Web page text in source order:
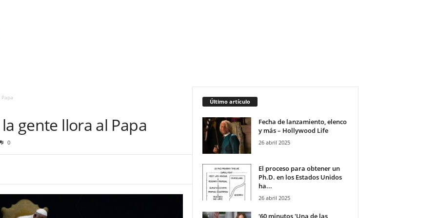
gente llora al Papa
0
Último artículo
Fecha de lanzamiento, elenco
y más – Hollywood Life
26 abril 2025
El proceso para obtener un
Ph.D. en los Estados Unidos
ha...
26 abril 2025
'60 minutos 'Una de las